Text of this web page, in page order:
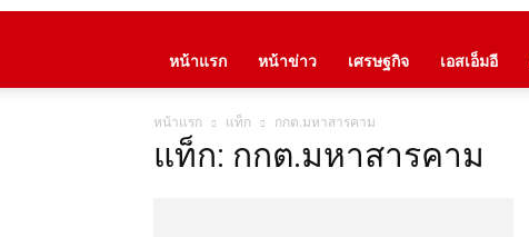
หน้าแรก หน้าข่าว เศรษฐกิจ เอสเอ็มอี
หน้าแรก แท็ก กกต.มหาสารคาม
แท็ก: กกต.มหาสารคาม